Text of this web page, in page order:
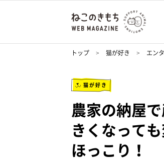
トップ 猫が好き エン
猫が好き
農家の納屋
きくなって
ほっこり！